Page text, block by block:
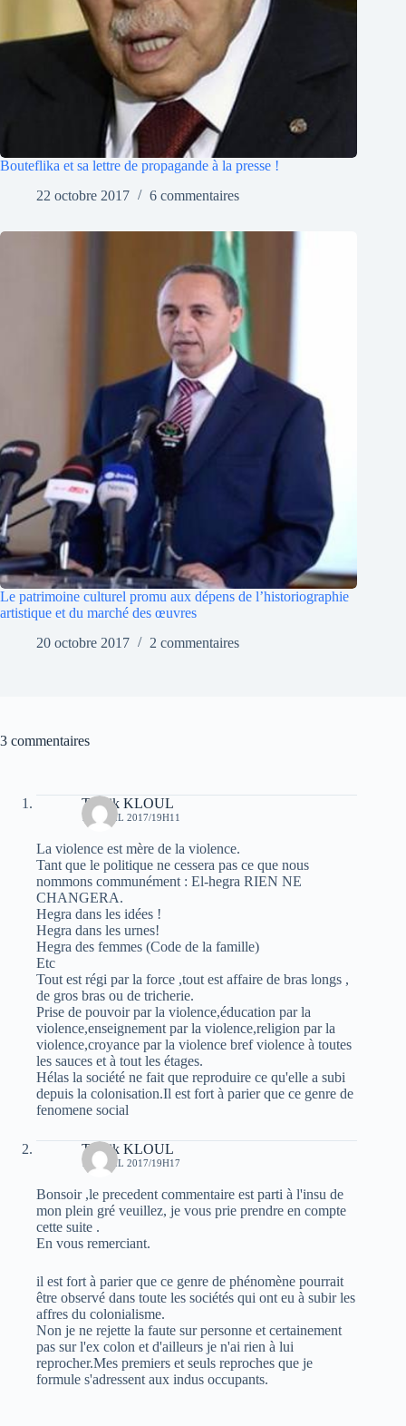
Bouteflika et sa lettre de propagande à la presse !
22 octobre 2017
6 commentaires
Le patrimoine culturel promu aux dépens de l’historiographie
artistique et du marché des œuvres
20 octobre 2017
2 commentaires
3 commentaires
Toufik KLOUL
18 AVRIL 2017/19H11
La violence est mère de la violence.
Tant que le politique ne cessera pas ce que nous
nommons communément : El-hegra RIEN NE
CHANGERA.
Hegra dans les idées !
Hegra dans les urnes!
Hegra des femmes (Code de la famille)
Etc
Tout est régi par la force ,tout est affaire de bras longs ,
de gros bras ou de tricherie.
Prise de pouvoir par la violence,éducation par la
violence,enseignement par la violence,religion par la
violence,croyance par la violence bref violence à toutes
les sauces et à tout les étages.
Hélas la société ne fait que reproduire ce qu'elle a subi
depuis la colonisation.Il est fort à parier que ce genre de
fenomene social
Toufik KLOUL
18 AVRIL 2017/19H17
Bonsoir ,le precedent commentaire est parti à l'insu de
mon plein gré veuillez, je vous prie prendre en compte
cette suite .
En vous remerciant.
il est fort à parier que ce genre de phénomène pourrait
être observé dans toute les sociétés qui ont eu à subir les
affres du colonialisme.
Non je ne rejette la faute sur personne et certainement
pas sur l'ex colon et d'ailleurs je n'ai rien à lui
reprocher.Mes premiers et seuls reproches que je
formule s'adressent aux indus occupants.